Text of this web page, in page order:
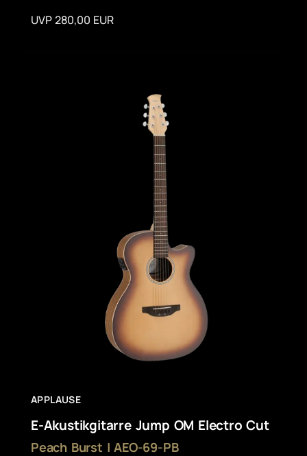
UVP 280,00 EUR
APPLAUSE
E-Akustikgitarre Jump OM Electro Cut
Peach Burst | AEO-69-PB